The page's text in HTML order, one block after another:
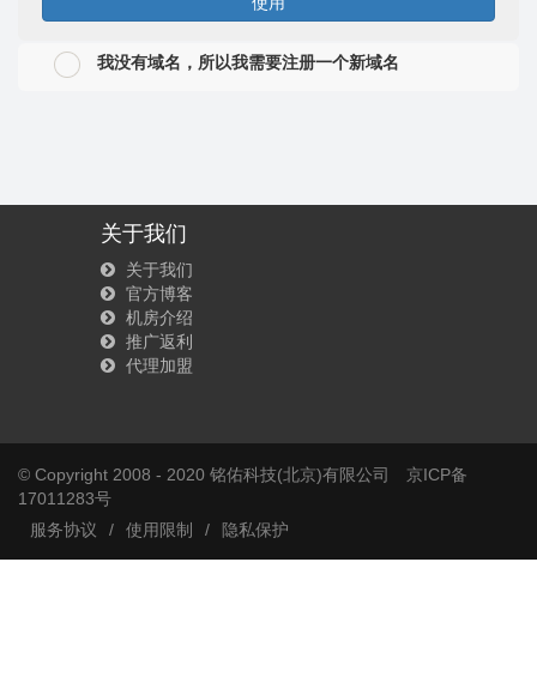
我没有域名，所以我需要注册一个新域名
关于我们
关于我们
官方博客
机房介绍
推广返利
代理加盟
© Copyright 2008 - 2020 铭佑科技(北京)有限公司
京ICP备
17011283号
服务协议
/ 使用限制 / 隐私保护